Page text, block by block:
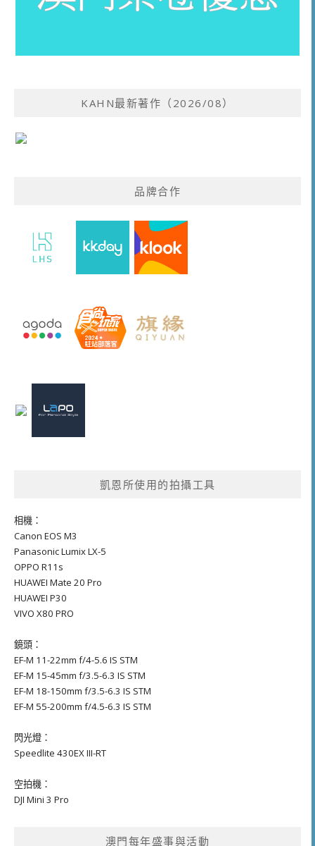
KAHN最新著作（2026/08）
品牌合作
凱恩所使用的拍攝工具
相機：
Canon EOS M3
Panasonic Lumix LX-5
OPPO R11s
HUAWEI Mate 20 Pro
HUAWEI P30
VIVO X80 PRO
鏡頭：
EF-M 11-22mm f/4-5.6 IS STM
EF-M 15-45mm f/3.5-6.3 IS STM
EF-M 18-150mm f/3.5-6.3 IS STM
EF-M 55-200mm f/4.5-6.3 IS STM
閃光燈：
Speedlite 430EX III-RT
空拍機：
DJI Mini 3 Pro
澳門每年盛事與活動